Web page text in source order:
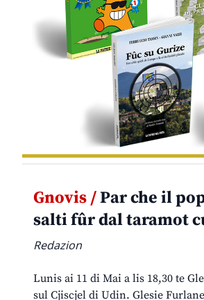
Gnovis /Par che il
salti fûr dal taramot
Redazion
Lunis ai 11 di Mai a lis 18,30 te
sul Cjiscjel di Udin. Glesie